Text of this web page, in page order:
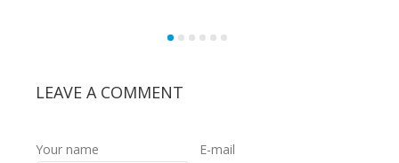
LEAVE A COMMENT
Your name E-mail